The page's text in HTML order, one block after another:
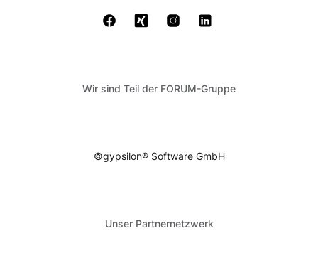
Wir sind Teil der FORUM-Gruppe
©gypsilon® Software GmbH
Unser Partnernetzwerk